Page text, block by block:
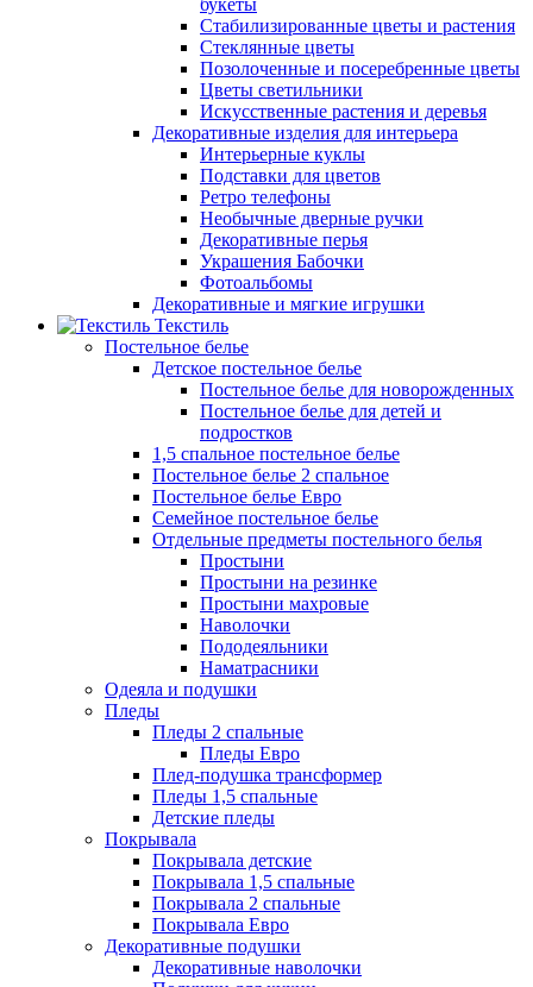
букеты
Стабилизированные цветы и растения
Стеклянные цветы
Позолоченные и посеребренные цветы
Цветы светильники
Искусственные растения и деревья
Декоративные изделия для интерьера
Интерьерные куклы
Подставки для цветов
Ретро телефоны
Необычные дверные ручки
Декоративные перья
Украшения Бабочки
Фотоальбомы
Декоративные и мягкие игрушки
Текстиль
Постельное белье
Детское постельное белье
Постельное белье для новорожденных
Постельное белье для детей и
подростков
1,5 спальное постельное белье
Постельное белье 2 спальное
Постельное белье Евро
Семейное постельное белье
Отдельные предметы постельного белья
Простыни
Простыни на резинке
Простыни махровые
Наволочки
Пододеяльники
Наматрасники
Одеяла и подушки
Пледы
Пледы 2 спальные
Пледы Евро
Плед-подушка трансформер
Пледы 1,5 спальные
Детские пледы
Покрывала
Покрывала детские
Покрывала 1,5 спальные
Покрывала 2 спальные
Покрывала Евро
Декоративные подушки
Декоративные наволочки